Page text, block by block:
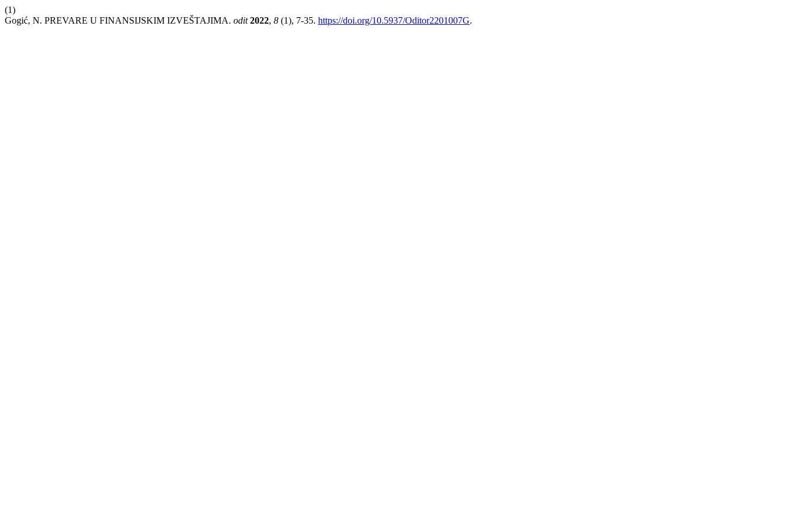
(1)
Gogić, N. PREVARE U FINANSIJSKIM IZVEŠTAJIMA. odit 2022, 8 (1), 7-35. https://doi.org/10.5937/Oditor2201007G.